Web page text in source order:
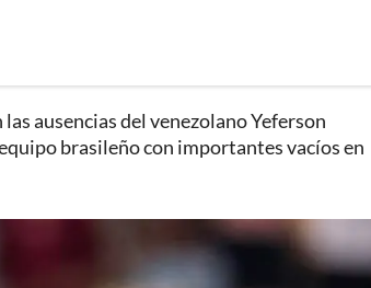
ausencias del venezolano Yeferson
brasileño con importantes vacíos en